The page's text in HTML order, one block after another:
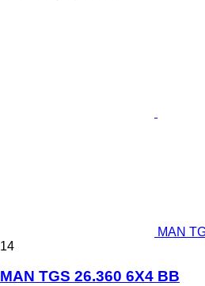
MAN
14
MAN TGS 26.360 6X4 BB